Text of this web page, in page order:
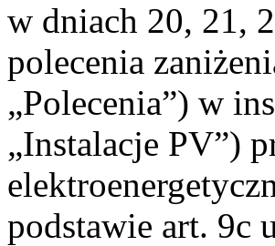
w dniach 20, 21,
polecenia
„Polecenia”) w
„Instalacje PV”)
podstawie art. 9c